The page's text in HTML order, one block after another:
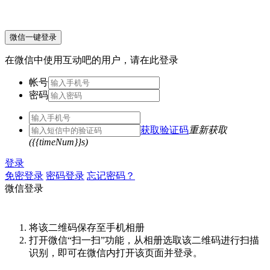
微信一键登录
在微信中使用互动吧的用户，请在此登录
帐号
密码
获取验证码重新获取
({{timeNum}}s)
登录
免密登录 密码登录 忘记密码？
微信登录
将该二维码保存至手机相册
打开微信“扫一扫”功能，从相册选取该二维码进行扫描
识别，即可在微信内打开该页面并登录。